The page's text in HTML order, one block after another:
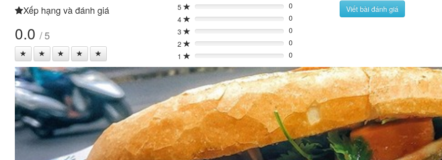
Xếp hạng và đánh giá
0.0 / 5
5 0%
0
4
0%
0
3
0%
0
2
0%
0
1
0% 0
Viết bài đánh giá